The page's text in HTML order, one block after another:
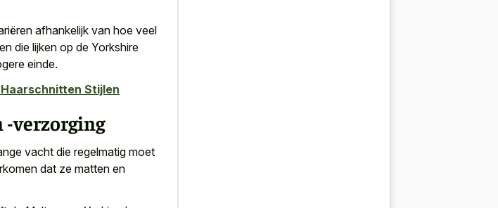
afhankelijk van hoe veel
die lijken op de Yorkshire
einde.
Stijlen
verzorging
vacht die regelmatig moet
dat ze matten en